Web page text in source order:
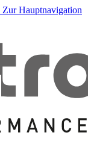
Zur Hauptnavigation